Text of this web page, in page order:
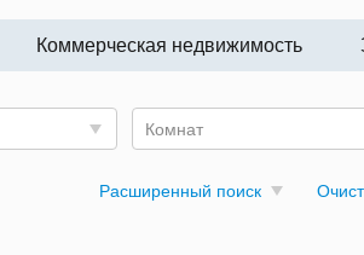
Коммерческая недвижимость
Комнат
Расширенный поиск